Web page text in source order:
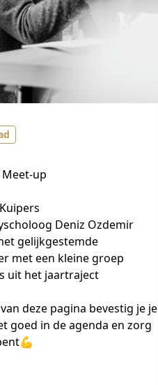
Meet-up
Deniz Ozdemir
gelijkgestemde
met een kleine groep
uit het jaartraject
deze pagina bevestig je je
goed in de agenda en zorg